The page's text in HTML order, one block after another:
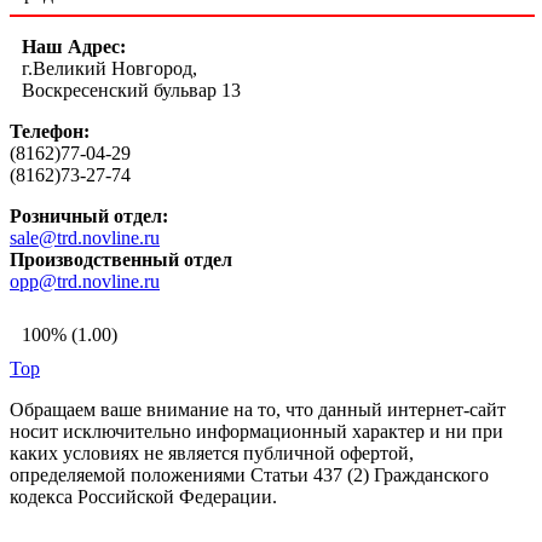
Наш Адрес:
г.Великий Новгород,
Воскресенский бульвар 13
Телефон:
(8162)77-04-29
(8162)73-27-74
Розничный отдел:
sale@trd.novline.ru
Производственный отдел
opp@trd.novline.ru
100% (1.00)
Top
Обращаем ваше внимание на то, что данный интернет-сайт
носит исключительно информационный характер и ни при
каких условиях не является публичной офертой,
определяемой положениями Статьи 437 (2) Гражданского
кодекса Российской Федерации.